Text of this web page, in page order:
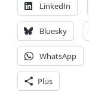
LinkedIn
Bluesky
WhatsApp
Plus